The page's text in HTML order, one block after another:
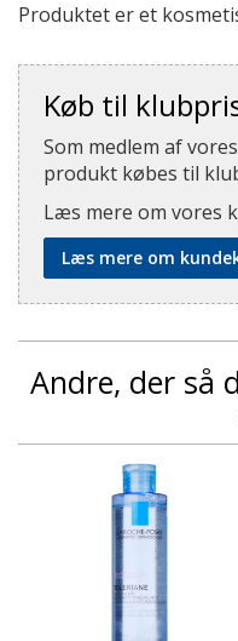
Produktet er et
Køb til
Som medlem af
produkt købes til
Læs mere om vores
Læs mere om
Andre, der så